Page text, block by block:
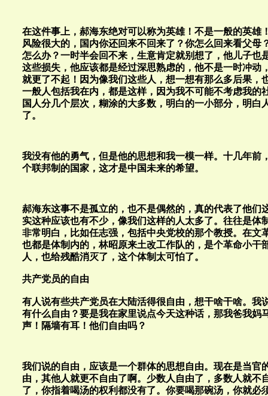
在这件事上，郝海东绝对可以称为英雄！不是一般的英雄
风险很大的，国内你还回来不回来了？你怎么回来看父母
怎么办？一时半会回不来，生意肯定就别想了，他儿子也
这些损失，他应该都是经过深思熟虑的，他不是一时冲动
就更了不起！因为像我们这些人，想一想有那么多后果，
一般人包括我在内，都是这样，因为我不可能不考虑我的
国人分几个层次，糊涂的大多数，明白的一小部分，明白
了。
我没有他的勇气，但是他的思想和我一模一样。十几年前
个联邦制的国家，这才是中国未来的希望。
郝海东这事不是孤立的，也不是偶然的，真的代表了他们
实这种应该也有不少，像我们这样的人太多了。往往是体
非常明白，比如任志强，包括中央党校的那个教授。在文
也都是体制内的，林昭原来土改工作队的，是个革命小干
人，也给残酷消灭了，这个体制太可怕了。
共产党员的自由
有人说有些共产党员在大陆活得很自由，想干啥干啥。我
有什么自由？要是我在家里说点今天这种话，那我爸我妈
声！隔墙有耳！他们自由吗？
我们说的自由，应该是一个群体的思想自由。现在是当官
由，其他人就更不自由了啊。少数人自由了，多数人就不
了，你指着喝汤的权利都没有了。你要喝那碗汤，你就必